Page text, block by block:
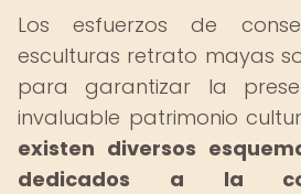
Los esfuerzos de
esculturas retrato mayas
para garantizar la
invaluable patrimonio
existen diversos
dedicados a la